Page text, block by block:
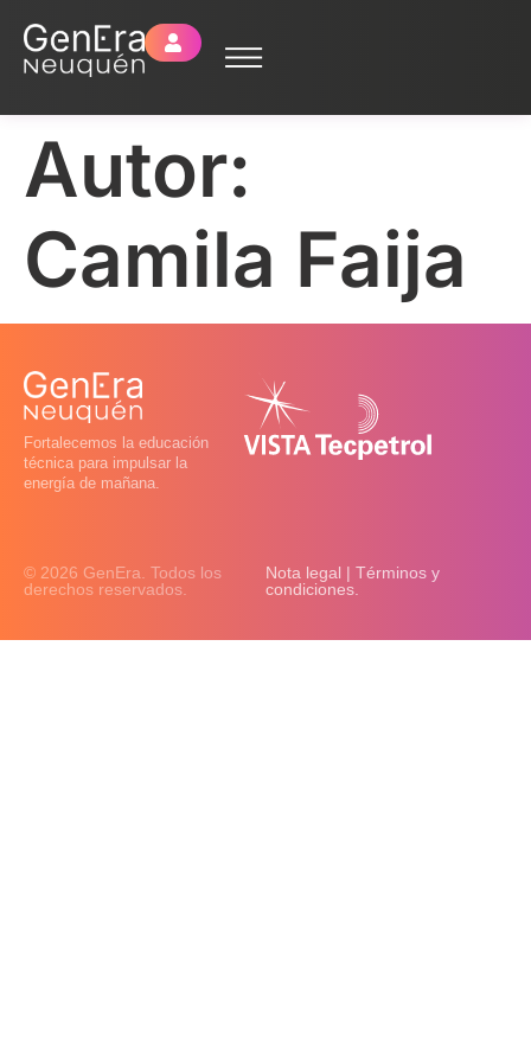
Autor:
Camila Faija
Fortalecemos la educación
técnica para impulsar la
energía de mañana.
© 2026 GenEra. Todos los
derechos reservados.
Nota legal | Términos y
condiciones.